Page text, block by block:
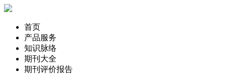
首页
产品服务
知识脉络
期刊大全
期刊评价报告